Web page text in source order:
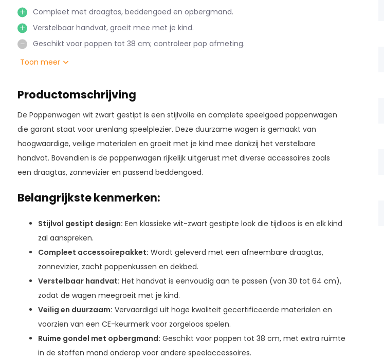
Compleet met draagtas, beddengoed en opbergmand.
Verstelbaar handvat, groeit mee met je kind.
Geschikt voor poppen tot 38 cm; controleer pop afmeting.
Toon meer
Productomschrijving
De Poppenwagen wit zwart gestipt is een stijlvolle en complete speelgoed poppenwagen
die garant staat voor urenlang speelplezier. Deze duurzame wagen is gemaakt van
hoogwaardige, veilige materialen en groeit met je kind mee dankzij het verstelbare
handvat. Bovendien is de poppenwagen rijkelijk uitgerust met diverse accessoires zoals
een draagtas, zonnevizier en passend beddengoed.
Belangrijkste kenmerken:
Stijlvol gestipt design: Een klassieke wit-zwart gestipte look die tijdloos is en elk kind
zal aanspreken.
Compleet accessoirepakket: Wordt geleverd met een afneembare draagtas,
zonnevizier, zacht poppenkussen en dekbed.
Verstelbaar handvat: Het handvat is eenvoudig aan te passen (van 30 tot 64 cm),
zodat de wagen meegroeit met je kind.
Veilig en duurzaam: Vervaardigd uit hoge kwaliteit gecertificeerde materialen en
voorzien van een CE-keurmerk voor zorgeloos spelen.
Ruime gondel met opbergmand: Geschikt voor poppen tot 38 cm, met extra ruimte
in de stoffen mand onderop voor andere speelaccessoires.